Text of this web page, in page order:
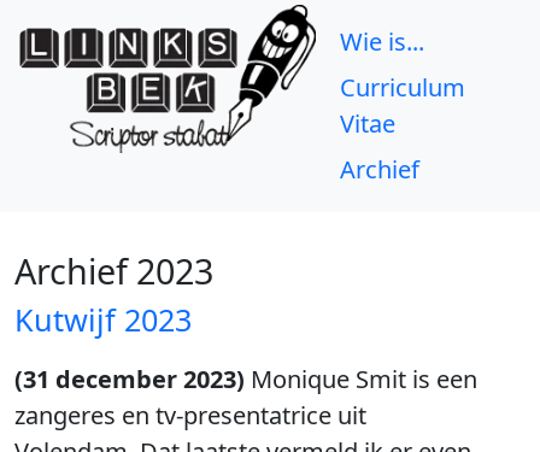
Wie is...
Curriculum
Vitae
Archief
Archief 2023
Kutwijf 2023
(31 december 2023) Monique Smit is een
zangeres en tv-presentatrice uit